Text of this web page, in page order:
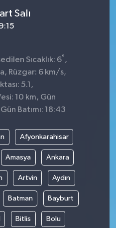
Salı
Sıcaklık: 6° ,
Rüzgar: 6 km/s,
5.1,
10 km, Gün
Batımı: 18:43
Afyonkarahisar
Amasya Ankara
Artvin Aydın
Batman Bayburt
Bitlis Bolu